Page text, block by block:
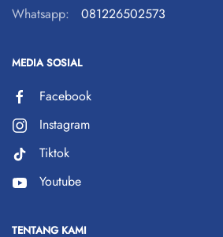
Whatsapp:
081226502573
MEDIA SOSIAL
Facebook
Instagram
Tiktok
Youtube
TENTANG KAMI